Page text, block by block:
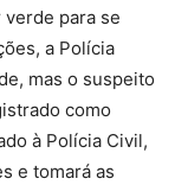
para se
a Polícia
mas o suspeito
como
à Polícia Civil,
e tomará as